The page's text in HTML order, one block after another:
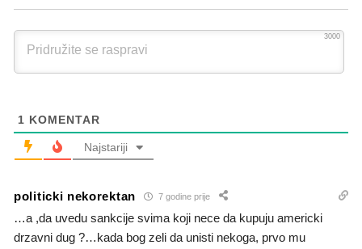
3000
1 KOMENTAR
Najstariji
politicki nekorektan 7 godine prije
…a ,da uvedu sankcije svima koji nece da kupuju americki
drzavni dug ?…kada bog zeli da unisti nekoga, prvo mu